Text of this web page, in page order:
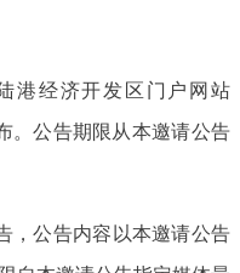
港经济开发区门户网站
。公告期限从本邀请公告
，公告内容以本邀请公告